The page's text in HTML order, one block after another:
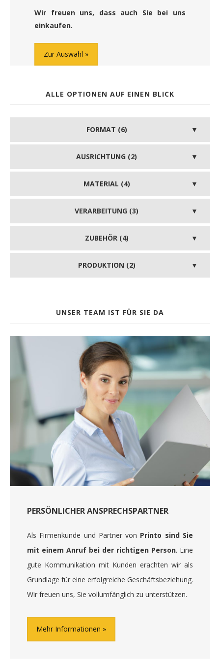
Wir freuen uns, dass auch Sie bei uns
einkaufen.
Zur Auswahl
ALLE OPTIONEN AUF EINEN BLICK
FORMAT (6)
AUSRICHTUNG (2)
MATERIAL (4)
VERARBEITUNG (3)
ZUBEHÖR (4)
PRODUKTION (2)
UNSER TEAM IST FÜR SIE DA
PERSÖNLICHER ANSPRECHSPARTNER
Als Firmenkunde und Partner von Printo sind Sie
mit einem Anruf bei der richtigen Person. Eine
gute Kommunikation mit Kunden erachten wir als
Grundlage für eine erfolgreiche Geschäftsbeziehung.
Wir freuen uns, Sie vollumfänglich zu unterstützen.
Mehr Informationen